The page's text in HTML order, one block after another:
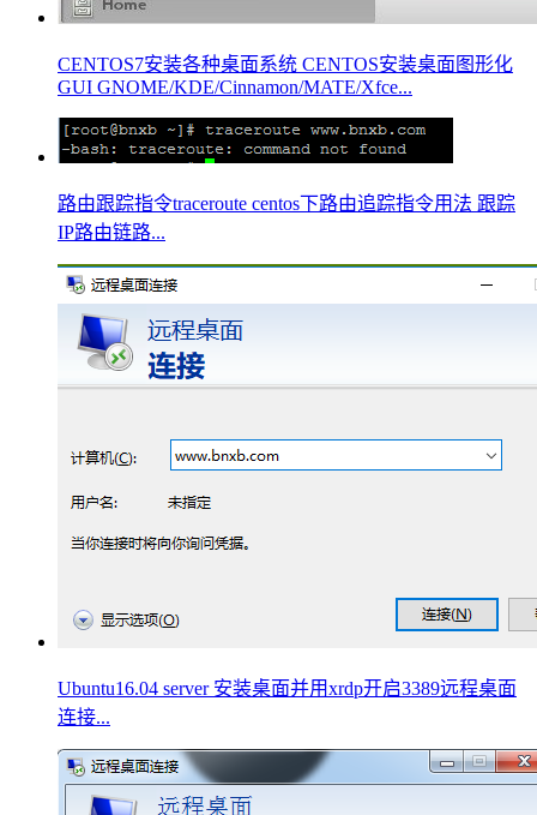
CENTOS7安装各种桌面系统 CENTOS安装桌面图形化
GUI GNOME/KDE/Cinnamon/MATE/Xfce...
路由跟踪指令traceroute centos下路由追踪指令用法 跟踪
IP路由链路...
Ubuntu16.04 server 安装桌面并用xrdp开启3389远程桌面
连接...